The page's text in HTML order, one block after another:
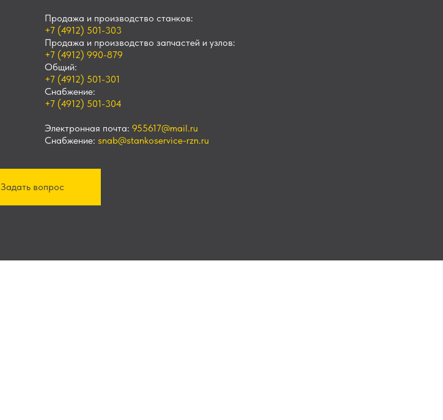
Продажа и производство станков:
+7 (4912) 501-303
Продажа и производство запчастей и узлов:
+7 (4912) 990-879
Общий:
+7 (4912) 501-301
Снабжение:
+7 (4912) 501-304
Электронная почта: 955617@mail.ru
Снабжение: snab@stankoservice-rzn.ru
Задать вопрос